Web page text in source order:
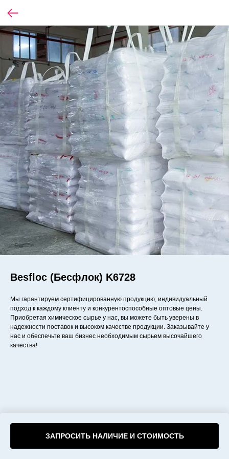
Besfloc (Бесфлок) K6728
ЗАПРОСИТЬ НАЛИЧИЕ И СТОИМОСТЬ
Мы гарантируем сертифицированную продукцию, индивидуальный
подход к каждому клиенту и конкурентоспособные оптовые цены.
Приобретая химическое сырье у нас, вы можете быть уверены в
надежности поставок и высоком качестве продукции. Заказывайте у
нас и обеспечьте ваш бизнес необходимым сырьем высочайшего
качества!